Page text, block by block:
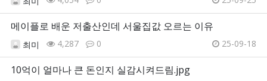
메이플로 배운 저출산인데 서울집값 오르는 이유
최미 4,287 0 25-09-18
10억이 얼마나 큰 돈인지 실감시켜드림.jpg